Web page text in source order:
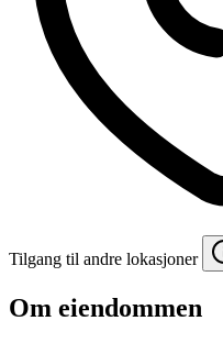
Tilgang til andre lokasjoner
Om eiendommen